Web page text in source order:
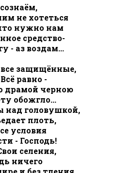
не хотеться
нужно нам
средство-
- аз воздам...
защищённые,
равно -
драмой черною
обожгло...
над головушкой,
плоть,
условия
- Господь!
селения,
ничего